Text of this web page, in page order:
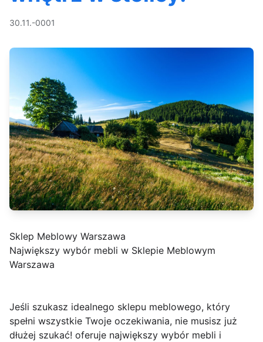
30.11.-0001
Sklep Meblowy Warszawa
Największy wybór mebli w Sklepie Meblowym
Warszawa
Jeśli szukasz idealnego sklepu meblowego, który
spełni wszystkie Twoje oczekiwania, nie musisz już
dłużej szukać! oferuje największy wybór mebli i